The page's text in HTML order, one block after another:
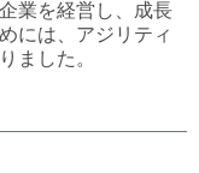
業を経営し、成長
には、アジリティ
ました。